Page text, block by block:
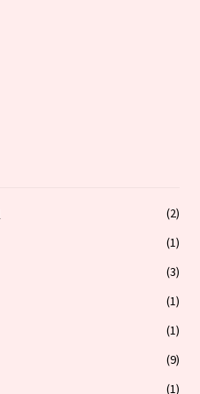
(2)
(1)
(3)
(1)
(1)
(9)
(1)